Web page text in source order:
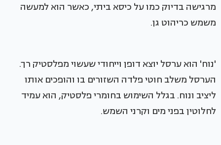
מרגישה בדיוק כמו על כיסא ביתי, כאשר הוא למעשה
משמש כריהוט גן.
'נוח' הוא ערסל יוצא דופן וייחודי שעשוי מפלסטיק רך.
הערסל משלב חוטי פלדה השזורים בו והופכים אותו
ליציב ונוח. בגלל השימוש בחומרי פלסטיק, הוא עמיד
לחלוטין בפני מים וקרני השמש.